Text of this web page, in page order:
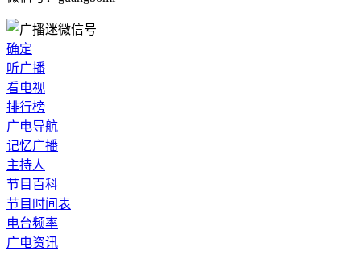
确定
听广播
看电视
排行榜
广电导航
记忆广播
主持人
节目百科
节目时间表
电台频率
广电资讯